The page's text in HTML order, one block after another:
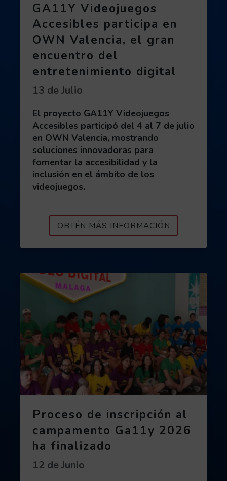
GA11Y Videojuegos
Accesibles participa en
OWN Valencia, el gran
encuentro del
entretenimiento digital
Fecha de publicación:
13 de Julio
El proyecto GA11Y Videojuegos
Accesibles participó del 4 al 7 de julio
en OWN Valencia, mostrando
soluciones innovadoras para
fomentar la accesibilidad y la
inclusión en el ámbito de los
videojuegos.
OBTÉN MÁS INFORMACIÓN
Proceso de inscripción al
campamento Ga11y 2026
ha finalizado
Fecha de publicación:
12 de Junio